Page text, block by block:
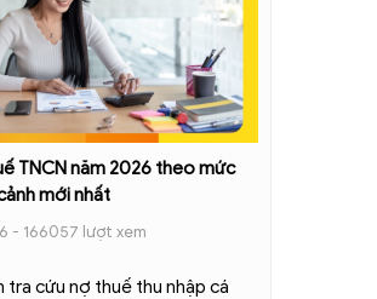
TNCN năm 2026 theo mức
mới nhất
- 166057 lượt xem
tra cứu nợ thuế thu nhập cá